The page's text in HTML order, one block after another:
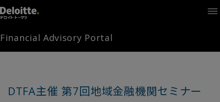
Home
Times
Channel
Library
お問い合わせ
Financial Advisory Portal
DTFA主催 第7回地域金融機関セミナー